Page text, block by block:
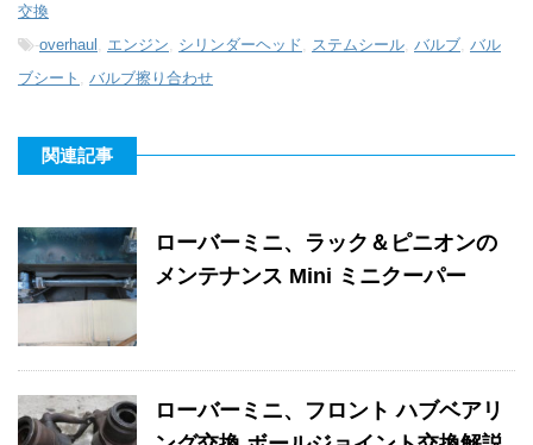
交換
-overhaul エンジン シリンダーヘッド ステムシール バルブ バル
ブシート
バルブ擦り合わせ
関連記事
ローバーミニ、ラック＆ピニオンの
メンテナンス Mini ミニクーパー
ローバーミニ、フロント ハブベアリ